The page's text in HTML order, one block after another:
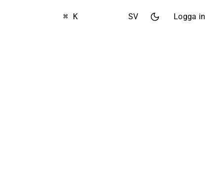
⌘ K SV Logga in